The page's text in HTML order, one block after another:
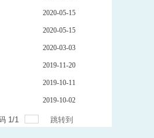
2020-05-15
2020-05-15
2020-03-03
2019-11-20
2019-10-11
2019-10-02
1/1 跳转到